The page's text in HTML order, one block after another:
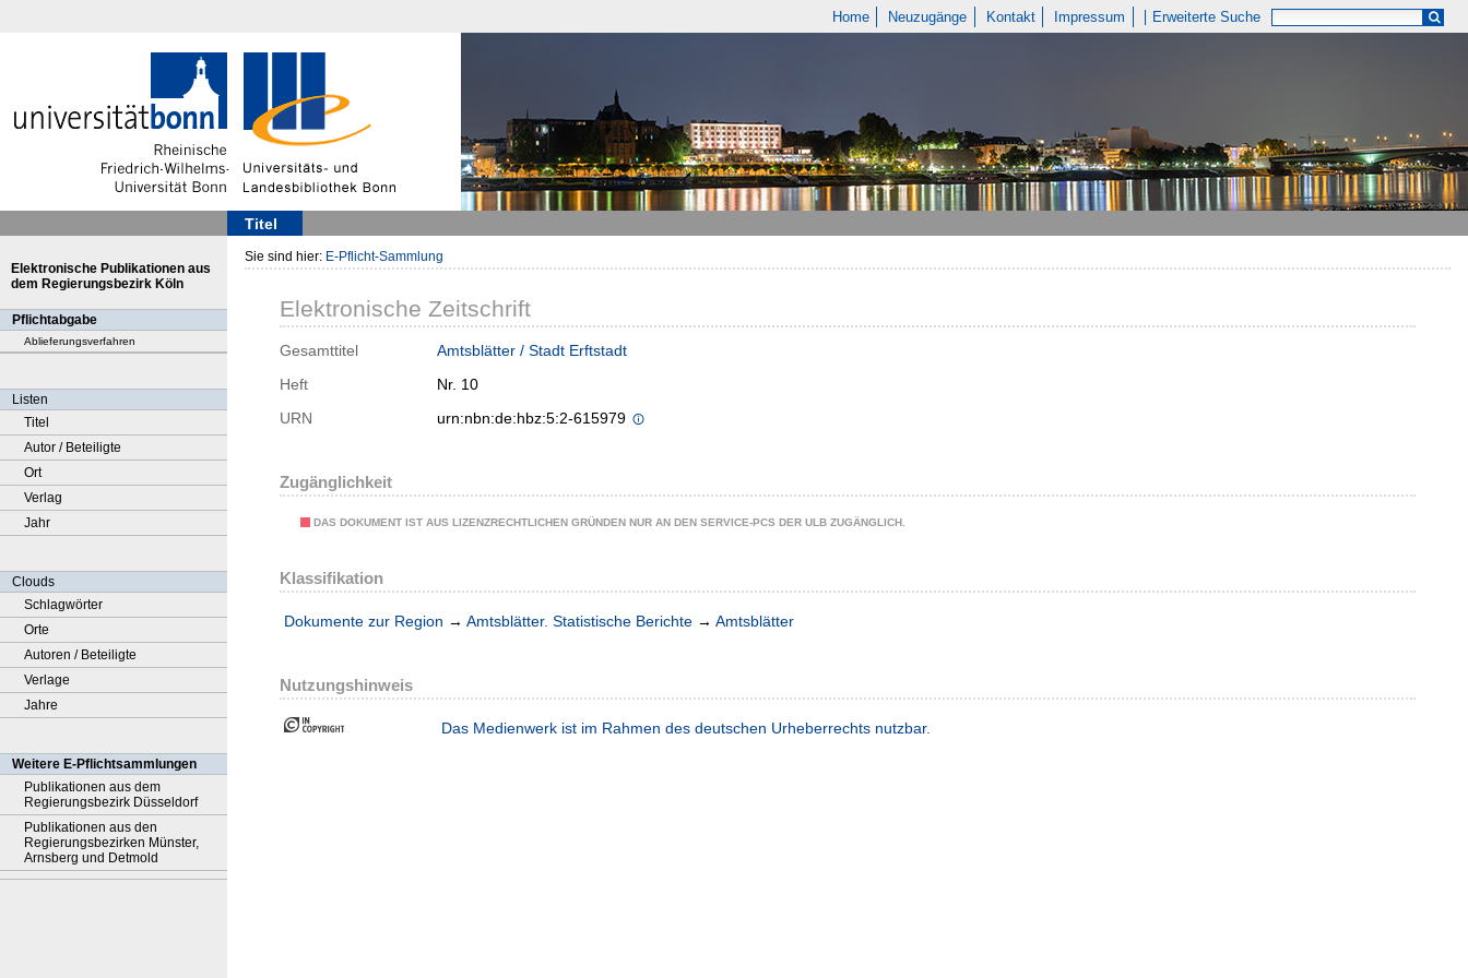
Home Neuzugänge Kontakt Impressum Erweiterte Suche
Titel
Elektronische Publikationen aus
dem Regierungsbezirk Köln
Pflichtabgabe
Ablieferungsverfahren
Listen
Titel
Autor / Beteiligte
Ort
Verlag
Jahr
Clouds
Schlagwörter
Orte
Autoren / Beteiligte
Verlage
Jahre
Weitere E-Pflichtsammlungen
Publikationen aus dem
Regierungsbezirk Düsseldorf
Publikationen aus den
Regierungsbezirken Münster,
Arnsberg und Detmold
Sie sind hier: E-Pflicht-Sammlung
Elektronische Zeitschrift
Gesamttitel
Amtsblätter / Stadt Erftstadt
Heft
Nr. 10
URN
urn:nbn:de:hbz:5:2-615979
Zugänglichkeit
DAS DOKUMENT IST AUS LIZENZRECHTLICHEN GRÜNDEN NUR AN DEN SERVICE-PCS DER ULB ZUGÄNGLICH.
Klassifikation
Dokumente zur Region → Amtsblätter. Statistische Berichte → Amtsblätter
Nutzungshinweis
Das Medienwerk ist im Rahmen des deutschen Urheberrechts nutzbar.